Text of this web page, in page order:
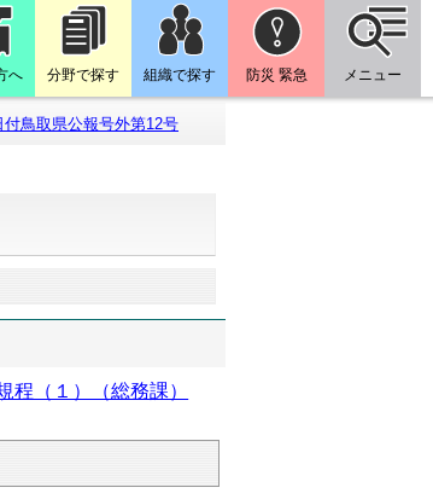
へ 分野で探す 組織で探す 防災 緊急 メニュー
鳥取県公報号外第12号
（１）（総務課）